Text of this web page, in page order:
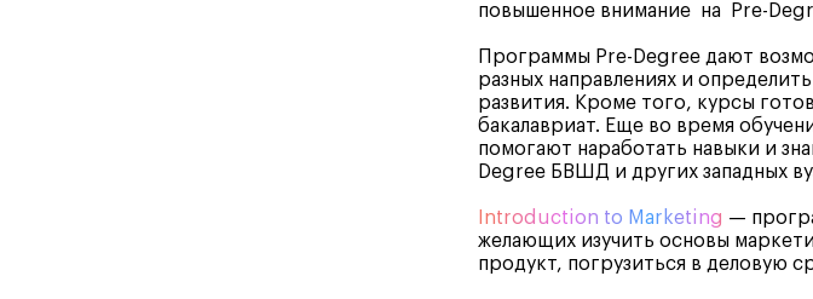
повышенное внимание на Pre-
Программы Pre-Degree дают
разных направлениях и
развития. Кроме того, курсы
бакалавриат. Еще во время
помогают наработать навыки и
Degree БВШД и других западных
Introduction to Marketing —
желающих изучить основы
продукт, погрузиться в деловую